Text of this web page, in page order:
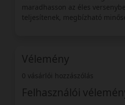
maradhasson az éles
teljesítenek, megbízható
Vélemény
0 vásárlói hozzászólás
Felhasználói